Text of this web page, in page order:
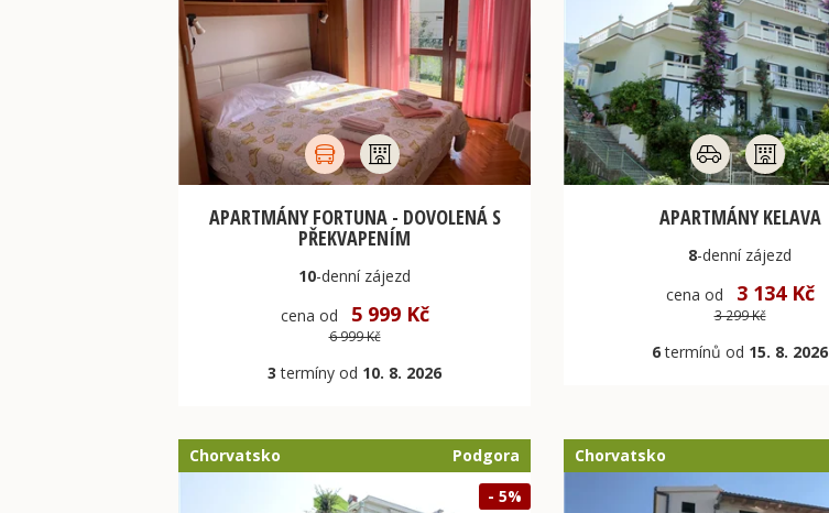
APARTMÁNY FORTUNA - DOVOLENÁ S
PŘEKVAPENÍM
10-dennízájezd
cena od
5 999 Kč
6 999 Kč
3 termíny od 10. 8. 2026
APARTMÁNY KELAVA
8-dennízájezd
cena od
3 134 Kč
3 299 Kč
6termínů od 15. 8. 2026
Chorvatsko Podgora
- 5%
Chorvatsko